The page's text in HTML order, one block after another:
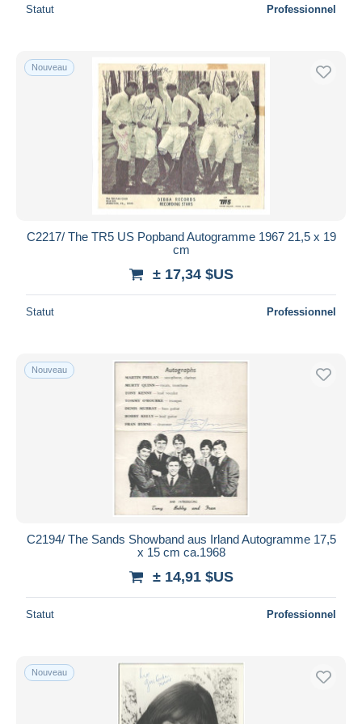
Statut Professionnel
Nouveau
C2217/ The TR5 US Popband Autogramme 1967 21,5 x 19
cm
± 17,34 $US
Statut Professionnel
Nouveau
C2194/ The Sands Showband aus Irland Autogramme 17,5
x 15 cm ca.1968
± 14,91 $US
Statut Professionnel
Nouveau